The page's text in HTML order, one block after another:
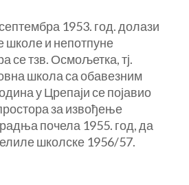
1953. год. долази
школе и непотпуне
се тзв. Осмољетка, тј.
школа са обавезним
у Црепаји се појавио
за извођење
почела 1955. год, да
школске 1956/57.